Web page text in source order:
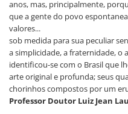
anos, mas, principalmente,
que a gente do povo
valores...
sob medida para sua peculiar
a simplicidade, a fraternidade, o
identificou-se com o Brasil que
arte original e profunda; seus
chorinhos compostos por um
Professor Doutor Luiz Jean